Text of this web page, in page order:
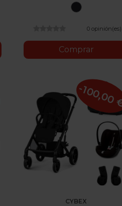
Ocean
0 opinión(es)
Comprar
CYBEX
-100,00